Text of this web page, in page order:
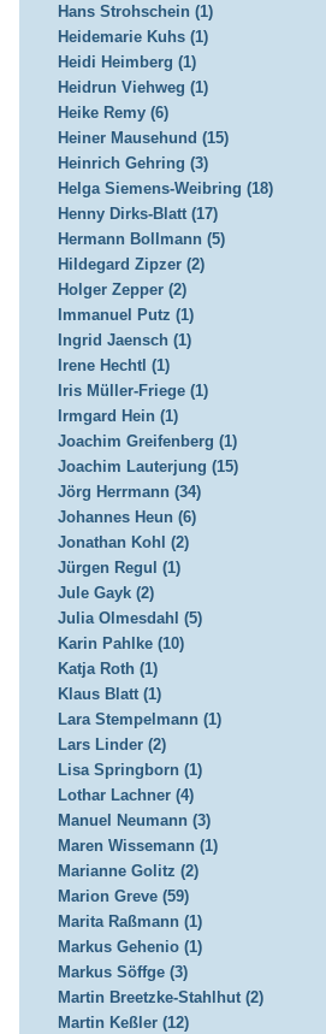
Hans Strohschein (1)
Heidemarie Kuhs (1)
Heidi Heimberg (1)
Heidrun Viehweg (1)
Heike Remy (6)
Heiner Mausehund (15)
Heinrich Gehring (3)
Helga Siemens-Weibring (18)
Henny Dirks-Blatt (17)
Hermann Bollmann (5)
Hildegard Zipzer (2)
Holger Zepper (2)
Immanuel Putz (1)
Ingrid Jaensch (1)
Irene Hechtl (1)
Iris Müller-Friege (1)
Irmgard Hein (1)
Joachim Greifenberg (1)
Joachim Lauterjung (15)
Jörg Herrmann (34)
Johannes Heun (6)
Jonathan Kohl (2)
Jürgen Regul (1)
Jule Gayk (2)
Julia Olmesdahl (5)
Karin Pahlke (10)
Katja Roth (1)
Klaus Blatt (1)
Lara Stempelmann (1)
Lars Linder (2)
Lisa Springborn (1)
Lothar Lachner (4)
Manuel Neumann (3)
Maren Wissemann (1)
Marianne Golitz (2)
Marion Greve (59)
Marita Raßmann (1)
Markus Gehenio (1)
Markus Söffge (3)
Martin Breetzke-Stahlhut (2)
Martin Keßler (12)